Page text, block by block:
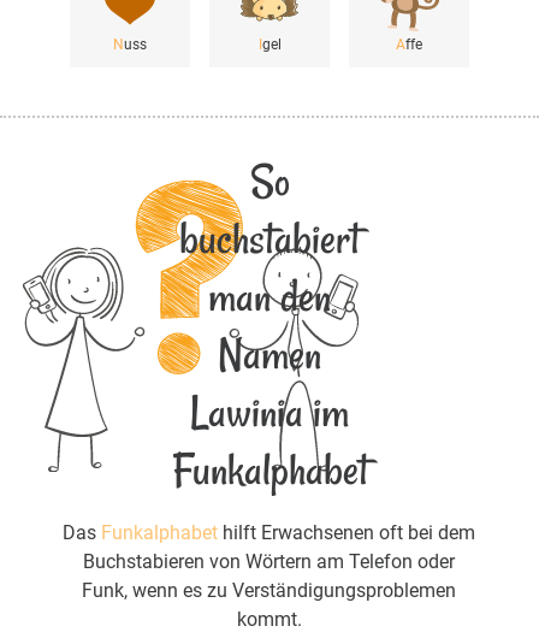
Nuss gel Affe
So
buchstabiert
man den
Namen
Lawinia im
Funkalphabet
Das Funkalphabet hilft Erwachsenen oft bei dem
Buchstabieren von Wörtern am Telefon oder
Funk, wenn es zu Verständigungsproblemen
kommt.